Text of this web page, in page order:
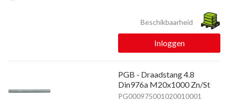
Beschikbaarheid
Inloggen
PGB - Draadstang 4.8
Din976a M20x1000 Zn/St
PG000975001020010001